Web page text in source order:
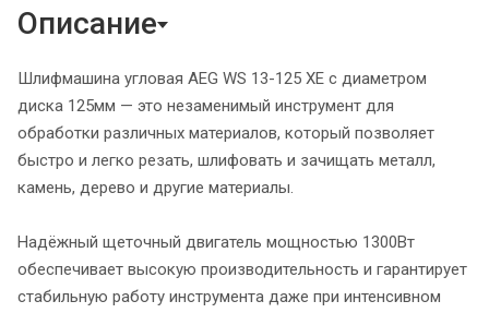
Описание
Шлифмашина угловая AEG WS 13-125 XE с диаметром
диска 125мм — это незаменимый инструмент для
обработки различных материалов, который позволяет
быстро и легко резать, шлифовать и зачищать металл,
камень, дерево и другие материалы.
Надёжный щеточный двигатель мощностью 1300Вт
обеспечивает высокую производительность и гарантирует
стабильную работу инструмента даже при интенсивном